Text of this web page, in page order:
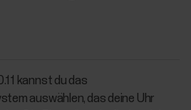
kannst du das
auswählen, das deine Uhr